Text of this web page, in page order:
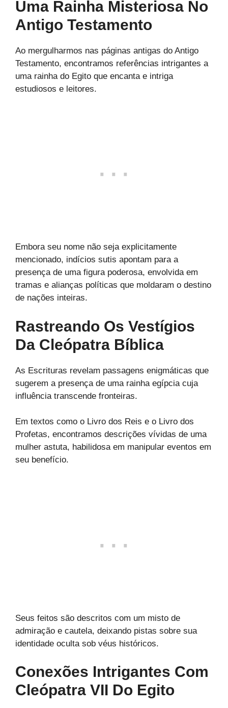
Uma Rainha Misteriosa No
Antigo Testamento
Ao mergulharmos nas páginas antigas do Antigo
Testamento, encontramos referências intrigantes a
uma rainha do Egito que encanta e intriga
estudiosos e leitores.
Embora seu nome não seja explicitamente
mencionado, indícios sutis apontam para a
presença de uma figura poderosa, envolvida em
tramas e alianças políticas que moldaram o destino
de nações inteiras.
Rastreando Os Vestígios
Da Cleópatra Bíblica
As Escrituras revelam passagens enigmáticas que
sugerem a presença de uma rainha egípcia cuja
influência transcende fronteiras.
Em textos como o Livro dos Reis e o Livro dos
Profetas, encontramos descrições vívidas de uma
mulher astuta, habilidosa em manipular eventos em
seu benefício.
Seus feitos são descritos com um misto de
admiração e cautela, deixando pistas sobre sua
identidade oculta sob véus históricos.
Conexões Intrigantes Com
Cleópatra VII Do Egito